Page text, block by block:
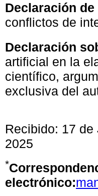
Declaración
conflictos de
Declaración
artificial en la
científico,
exclusiva del
Recibido: 17
2025
*
electrónico: